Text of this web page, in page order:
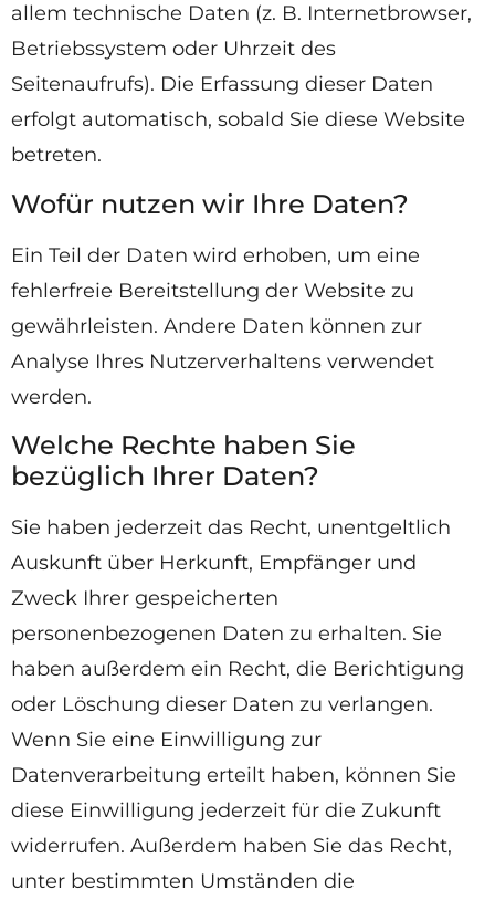
allem technische Daten (z. B. Internetbrowser,
Betriebssystem oder Uhrzeit des
Seitenaufrufs). Die Erfassung dieser Daten
erfolgt automatisch, sobald Sie diese Website
betreten.
Wofür nutzen wir Ihre Daten?
Ein Teil der Daten wird erhoben, um eine
fehlerfreie Bereitstellung der Website zu
gewährleisten. Andere Daten können zur
Analyse Ihres Nutzerverhaltens verwendet
werden.
Welche Rechte haben Sie
bezüglich Ihrer Daten?
Sie haben jederzeit das Recht, unentgeltlich
Auskunft über Herkunft, Empfänger und
Zweck Ihrer gespeicherten
personenbezogenen Daten zu erhalten. Sie
haben außerdem ein Recht, die Berichtigung
oder Löschung dieser Daten zu verlangen.
Wenn Sie eine Einwilligung zur
Datenverarbeitung erteilt haben, können Sie
diese Einwilligung jederzeit für die Zukunft
widerrufen. Außerdem haben Sie das Recht,
unter bestimmten Umständen die